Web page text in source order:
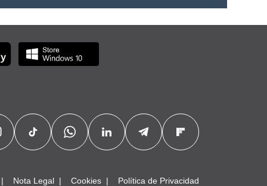
Nota Legal Cookies Política de Privacidad